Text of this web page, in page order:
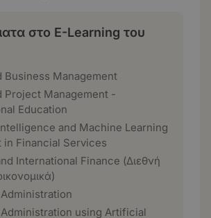
στο E-Learning του
Business Management
Project Management -
Education
and Machine Learning
in Financial Services
International Finance (Διεθνή
using Artificial